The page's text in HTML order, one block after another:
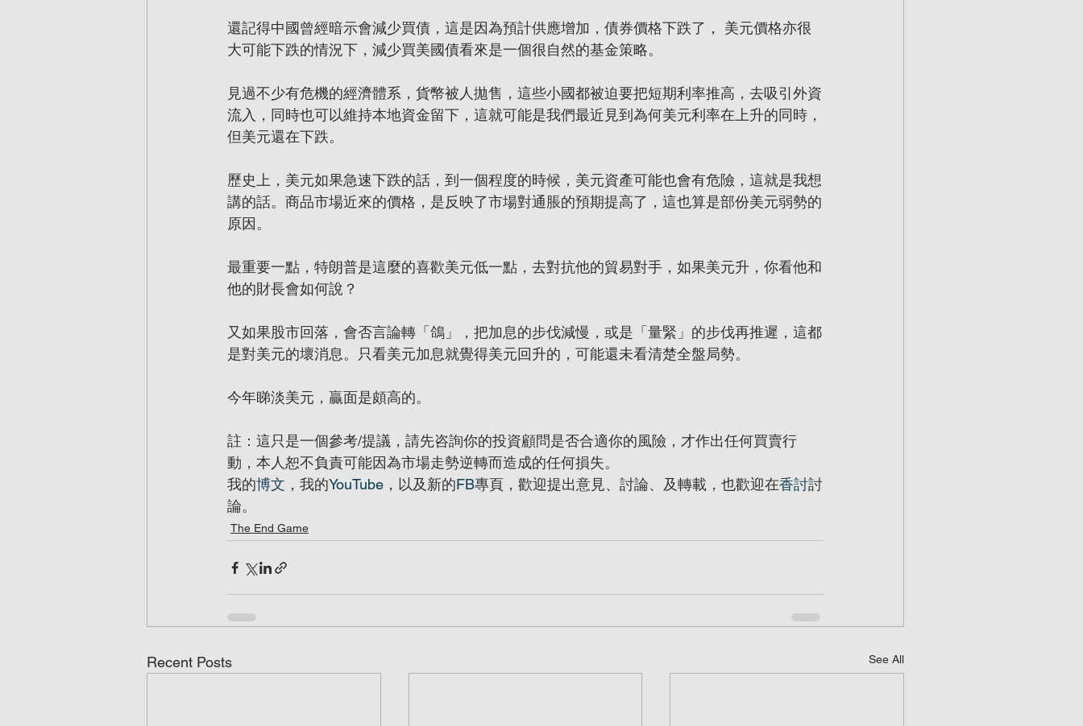
還記得中國曾經暗示會減少買債，這是因為預計供應增加，債券價格下跌了， 美元價格亦很
大可能下跌的情況下，減少買美國債看來是一個很自然的基金策略。
見過不少有危機的經濟體系，貨幣被人拋售，這些小國都被迫要把短期利率推高，去吸引外資
流入，同時也可以維持本地資金留下，這就可能是我們最近見到為何美元利率在上升的同時，
但美元還在下跌。
歷史上，美元如果急速下跌的話，到一個程度的時候，美元資產可能也會有危險，這就是我想
講的話。商品市場近來的價格，是反映了市場對通脹的預期提高了，這也算是部份美元弱勢的
原因。
最重要一點，特朗普是這麼的喜歡美元低一點，去對抗他的貿易對手，如果美元升，你看他和
他的財長會如何說？
又如果股市回落，會否言論轉「鴿」，把加息的步伐減慢，或是「量緊」的步伐再推遲，這都
是對美元的壞消息。只看美元加息就覺得美元回升的，可能還未看清楚全盤局勢。
今年睇淡美元，贏面是頗高的。
註：這只是一個參考/提議，請先咨詢你的投資顧問是否合適你的風險，才作出任何買賣行
動，本人恕不負責可能因為市場走勢逆轉而造成的任何損失。
我的博文 ，我的YouTube ，以及新的FB專頁，歡迎提出意見、討論、及轉載，也歡迎在香討討
論。
The End Game
Recent Posts See All